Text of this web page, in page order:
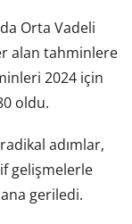
Orta Vadeli
alan tahminlere
2024 için
oldu.
adımlar,
gelişmelerle
geriledi.